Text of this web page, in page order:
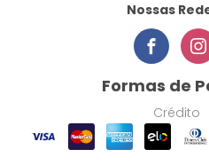
Nossas
Formas de
Crédito